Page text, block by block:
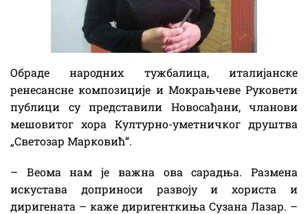
Обраде народних тужбалица, италијанске
ренесансне композиције и Мокрањчеве Руковети
публици су представили Новосађани, чланови
мешовитог хора Културно-уметничког друштва
„Светозар Марковић“.
– Веома нам је важна ова сарадња. Размена
искустава доприноси развоју и хориста и
диригената – каже диригенткиња Сузана Лазар. –